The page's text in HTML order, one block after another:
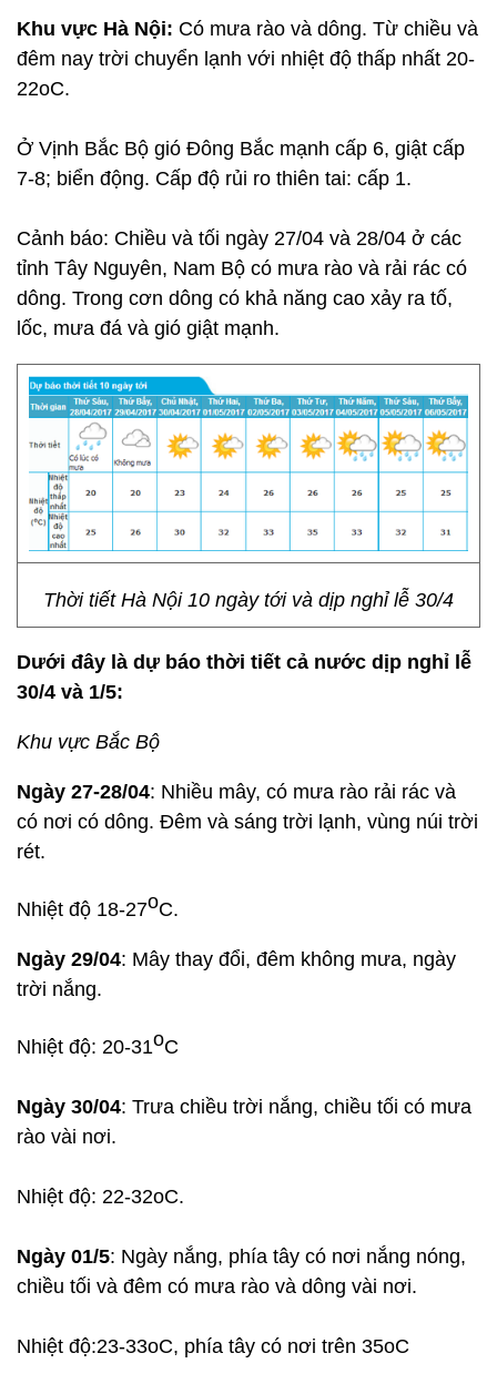
Khu vực Hà Nội: Có mưa rào và dông. Từ chiều và
đêm nay trời chuyển lạnh với nhiệt độ thấp nhất 20-
22oC.
Ở Vịnh Bắc Bộ gió Đông Bắc mạnh cấp 6, giật cấp
7-8; biển động. Cấp độ rủi ro thiên tai: cấp 1.
Cảnh báo: Chiều và tối ngày 27/04 và 28/04 ở các
tỉnh Tây Nguyên, Nam Bộ có mưa rào và rải rác có
dông. Trong cơn dông có khả năng cao xảy ra tố,
lốc, mưa đá và gió giật mạnh.
Thời tiết Hà Nội 10 ngày tới và dịp nghỉ lễ 30/4
Dưới đây là dự báo thời tiết cả nước dịp nghỉ lễ
30/4 và 1/5:
Khu vực Bắc Bộ
Ngày 27-28/04: Nhiều mây, có mưa rào rải rác và
có nơi có dông. Đêm và sáng trời lạnh, vùng núi trời
rét.
Nhiệt độ 18-27oC.
Ngày 29/04: Mây thay đổi, đêm không mưa, ngày
trời nắng.
Nhiệt độ: 20-31oC
Ngày 30/04: Trưa chiều trời nắng, chiều tối có mưa
rào vài nơi.
Nhiệt độ: 22-32oC.
Ngày 01/5: Ngày nắng, phía tây có nơi nắng nóng,
chiều tối và đêm có mưa rào và dông vài nơi.
Nhiệt độ:23-33oC, phía tây có nơi trên 35oC